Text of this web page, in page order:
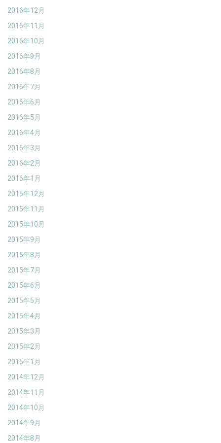
2016年12月
2016年11月
2016年10月
2016年9月
2016年8月
2016年7月
2016年6月
2016年5月
2016年4月
2016年3月
2016年2月
2016年1月
2015年12月
2015年11月
2015年10月
2015年9月
2015年8月
2015年7月
2015年6月
2015年5月
2015年4月
2015年3月
2015年2月
2015年1月
2014年12月
2014年11月
2014年10月
2014年9月
2014年8月